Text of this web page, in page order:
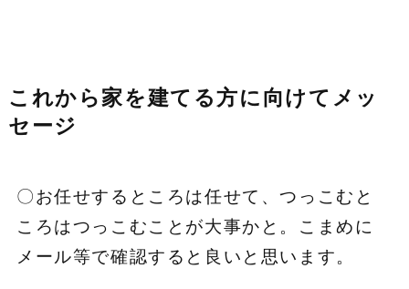
これから家を建てる方に向けてメッ
セージ
〇お任せするところは任せて、つっこむと
ころはつっこむことが大事かと。こまめに
メール等で確認すると良いと思います。